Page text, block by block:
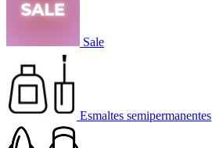
Sale
Esmaltes semipermanentes